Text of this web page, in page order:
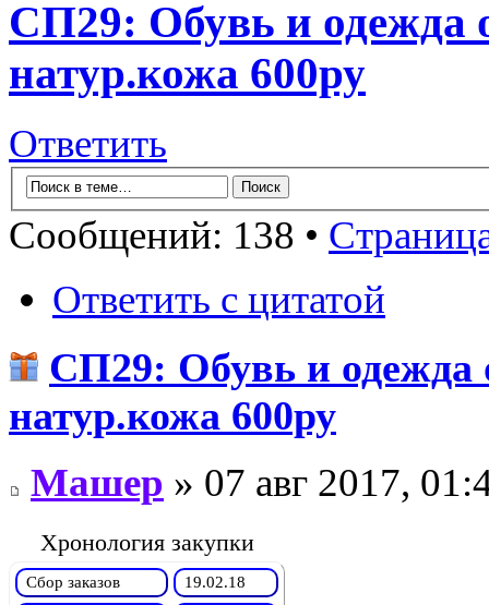
СП29: Обувь и одежда
натур.кожа 600ру
Ответить
Сообщений: 138 •
Ответить с цитатой
СП29: Обувь и одежда
натур.кожа 600ру
Машер » 07 авг 2017,
Хронология закупки
Сбор заказов
19.02.18